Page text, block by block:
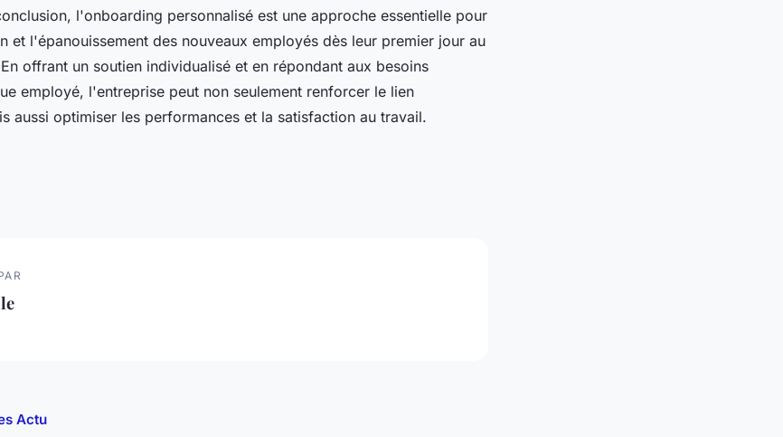
l'onboarding personnalisé est une approche essentielle pour
et l'épanouissement des nouveaux employés dès leur premier jour au
offrant un soutien individualisé et en répondant aux besoins
employé, l'entreprise peut non seulement renforcer le lien
aussi optimiser les performances et la satisfaction au travail.
Actu